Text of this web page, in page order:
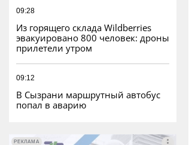
09:28
Из горящего склада Wildberries
эвакуировано 800 человек: дроны
прилетели утром
09:12
В Сызрани маршрутный автобус
попал в аварию
РЕКЛАМА
РЕКЛАМА